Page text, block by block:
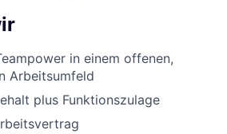
in einem offenen,
Arbeitsumfeld
plus Funktionszulage